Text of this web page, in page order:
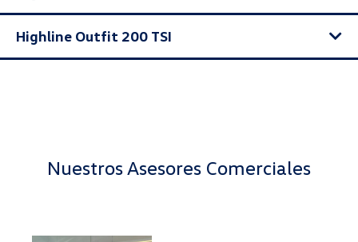
Highline Outfit 200 TSI
Nuestros Asesores Comerciales